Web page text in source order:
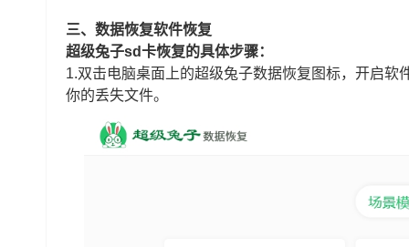
三、数据恢复软件恢复
超级兔子sd卡恢复的具体步骤：
1.双击电脑桌面上的超级兔子数据恢复图标，开启软
你的丢失文件。